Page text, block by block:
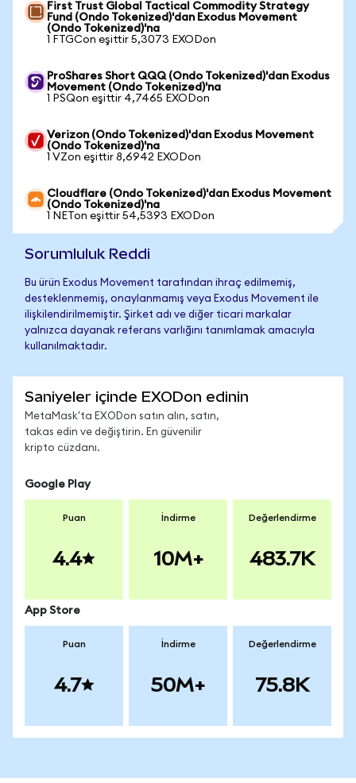
First Trust Global Tactical Commodity Strategy
Fund (Ondo Tokenized)'dan Exodus Movement
(Ondo Tokenized)'na
1 FTGCon eşittir 5,3073 EXODon
ProShares Short QQQ (Ondo Tokenized)'dan Exodus
Movement (Ondo Tokenized)'na
1 PSQon eşittir 4,7465 EXODon
Verizon (Ondo Tokenized)'dan Exodus Movement
(Ondo Tokenized)'na
1 VZon eşittir 8,6942 EXODon
Cloudflare (Ondo Tokenized)'dan Exodus Movement
(Ondo Tokenized)'na
1 NETon eşittir 54,5393 EXODon
Sorumluluk Reddi
Bu ürün Exodus Movement tarafından ihraç edilmemiş,
desteklenmemiş, onaylanmamış veya Exodus Movement ile
ilişkilendirilmemiştir. Şirket adı ve diğer ticari markalar
yalnızca dayanak referans varlığını tanımlamak amacıyla
kullanılmaktadır.
Saniyeler içinde EXODon edinin
MetaMask'ta EXODon satın alın, satın,
takas edin ve değiştirin. En güvenilir
kripto cüzdanı.
Google Play
Puan
4.4
İndirme
10M+
Değerlendirme
483.7K
App Store
Puan
4.7
İndirme
50M+
Değerlendirme
75.8K